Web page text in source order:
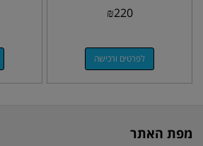
DCP-1610,...
₪220
לפרטים ורכישה
מפת האתר